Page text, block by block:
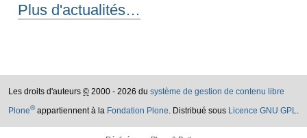
Plus d'actualités…
Les droits d'auteurs © 2000 - 2026 du système de gestion de contenu libre
Plone®appartiennent à la Fondation Plone. Distribué sous Licence GNU GPL.